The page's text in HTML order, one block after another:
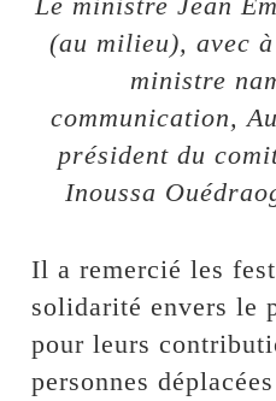
(au milieu), avec
ministre
communication,
président du
Inoussa
Il a remercié les
solidarité envers le
pour leurs
personnes